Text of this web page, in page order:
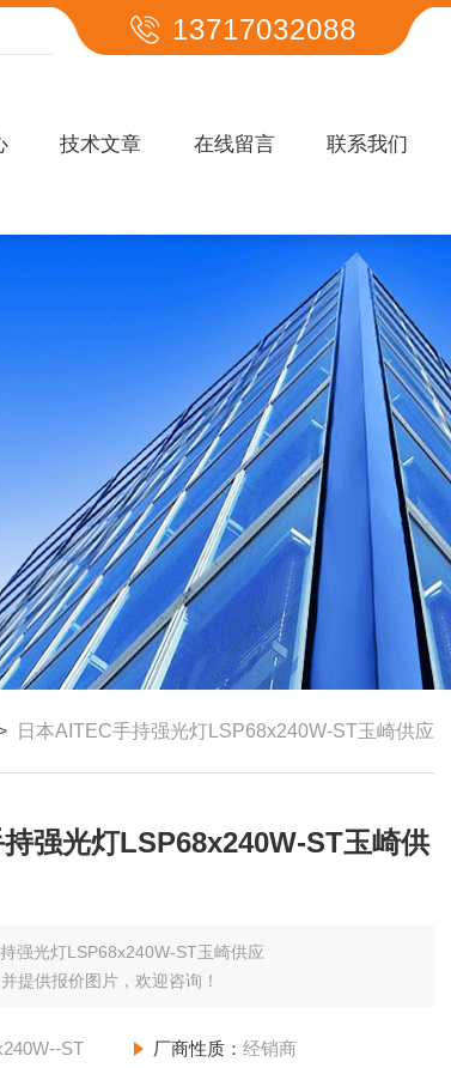
13717032088
技术文章 在线留言 联系我们
日本AITEC手持强光灯LSP68x240W-ST玉崎供应
强光灯LSP68x240W-ST玉崎供
强光灯LSP68x240W-ST玉崎供应
提供报价图片，欢迎咨询！
ST 厂商性质： 经销商